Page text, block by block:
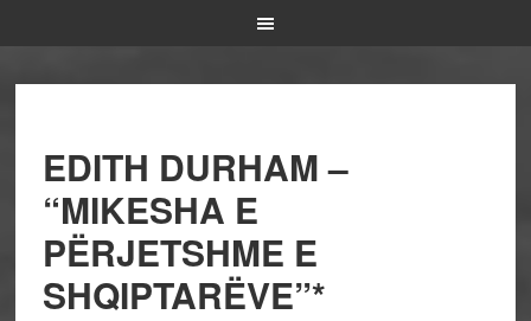
EDITH DURHAM –
“MIKESHA E
PËRJETSHME E
SHQIPTARËVE”*